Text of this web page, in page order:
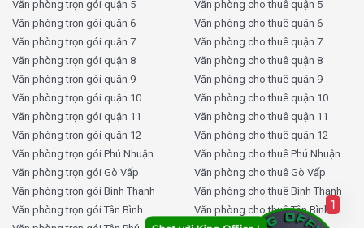
Văn phòng trọn gói quận 5
Văn phòng trọn gói quận 6
Văn phòng trọn gói quận 7
Văn phòng trọn gói quận 8
Văn phòng trọn gói quận 9
Văn phòng trọn gói quận 10
Văn phòng trọn gói quận 11
Văn phòng trọn gói quận 12
Văn phòng trọn gói Phú Nhuận
Văn phòng trọn gói Gò Vấp
Văn phòng trọn gói Bình Thạnh
Văn phòng trọn gói Tân Bình
Văn phòng cho thuê quận 5
Văn phòng cho thuê quận 6
Văn phòng cho thuê quận 7
Văn phòng cho thuê quận 8
Văn phòng cho thuê quận 9
Văn phòng cho thuê quận 10
Văn phòng cho thuê quận 11
Văn phòng cho thuê quận 12
Văn phòng cho thuê Phú Nhuận
Văn phòng cho thuê Gò Vấp
Văn phòng cho thuê Bình Thạnh
Văn phòng cho thuê Tân Bình 1